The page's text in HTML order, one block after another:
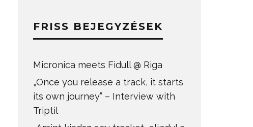
FRISS BEJEGYZÉSEK
Micronica meets Fidull @ Riga
„Once you release a track, it starts
its own journey” – Interview with
Triptil